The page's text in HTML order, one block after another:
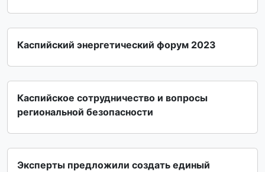
Каспийский энергетический форум 2023
Каспийское сотрудничество и вопросы
региональной безопасности
Эксперты предложили создать единый